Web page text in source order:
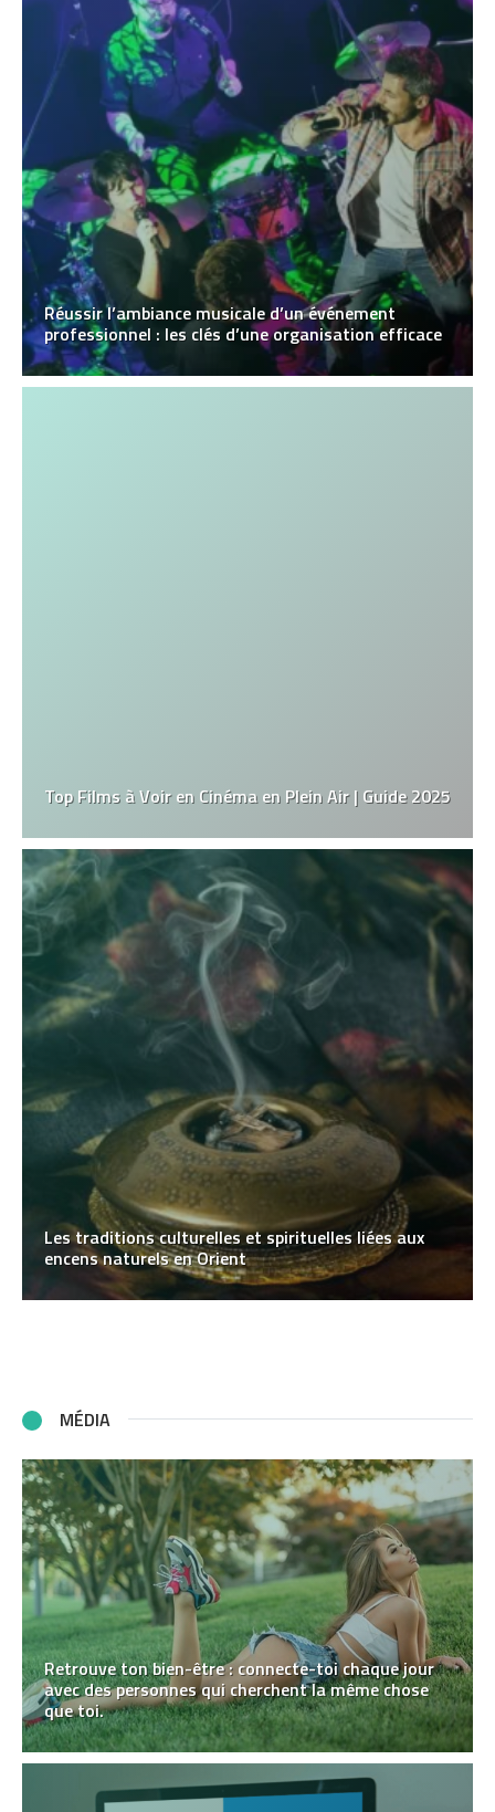
Réussir l’ambiance musicale d’un événement
professionnel : les clés d’une organisation efficace
Top Films à Voir en Cinéma en Plein Air | Guide 2025
Les traditions culturelles et spirituelles liées aux
encens naturels en Orient
MÉDIA
Retrouve ton bien-être : connecte-toi chaque jour
avec des personnes qui cherchent la même chose
que toi.